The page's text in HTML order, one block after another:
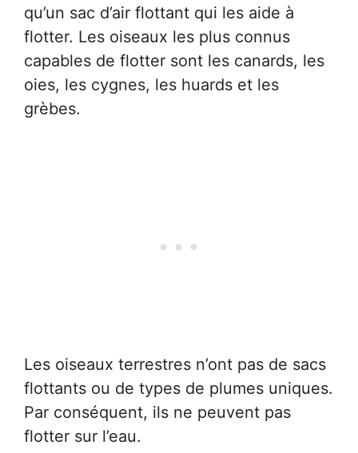
qu’un sac d’air flottant qui les aide à
flotter. Les oiseaux les plus connus
capables de flotter sont les canards, les
oies, les cygnes, les huards et les
grèbes.
Les oiseaux terrestres n’ont pas de sacs
flottants ou de types de plumes uniques.
Par conséquent, ils ne peuvent pas
flotter sur l’eau.